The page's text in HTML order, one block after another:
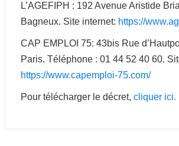
L’AGEFIPH : 192 Avenue Aristide
Bagneux. Site internet: https://
CAP EMPLOI 75: 43bis Rue
Paris. Téléphone : 01 44 52 40 60.
https://www.capemploi-75.com/
Pour télécharger le décret, cliquer ici.